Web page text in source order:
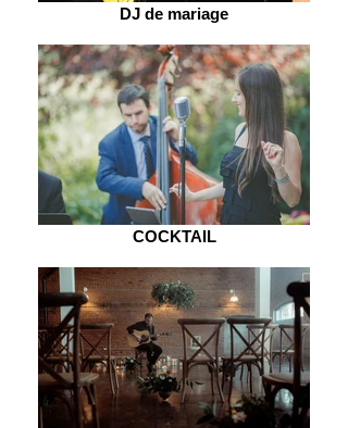
DJ de mariage
COCKTAIL